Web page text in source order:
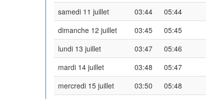
samedi 11 juillet
03:44 05:44
dimanche 12 juillet
03:45 05:45
lundi 13 juillet
03:47 05:46
mardi 14 juillet
03:48 05:47
mercredi 15 juillet
03:50 05:48